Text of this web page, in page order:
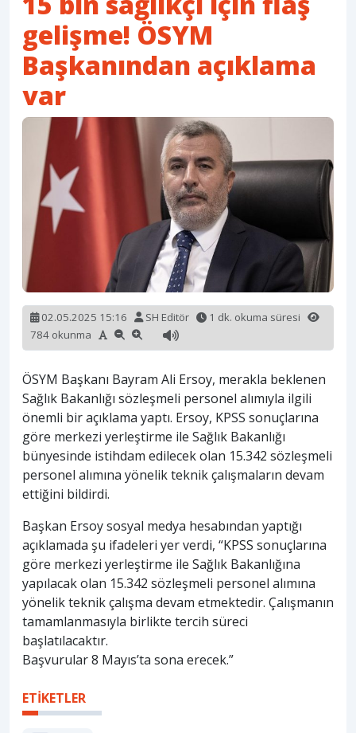
gelişme! ÖSYM
Başkanından açıklama
var
02.05.2025 15:16 SH Editör
1 dk. okuma süresi
784 okunma
ÖSYM Başkanı Bayram Ali Ersoy, merakla beklenen
Sağlık Bakanlığı sözleşmeli personel alımıyla ilgili
önemli bir açıklama yaptı. Ersoy, KPSS sonuçlarına
göre merkezi yerleştirme ile Sağlık Bakanlığı
bünyesinde istihdam edilecek olan 15.342 sözleşmeli
personel alımına yönelik teknik çalışmaların devam
ettiğini bildirdi.
Başkan Ersoy sosyal medya hesabından yaptığı
açıklamada şu ifadeleri yer verdi, “KPSS sonuçlarına
göre merkezi yerleştirme ile Sağlık Bakanlığına
yapılacak olan 15.342 sözleşmeli personel alımına
yönelik teknik çalışma devam etmektedir. Çalışmanın
tamamlanmasıyla birlikte tercih süreci
başlatılacaktır.
Başvurular 8 Mayıs’ta sona erecek.”
ETİKETLER